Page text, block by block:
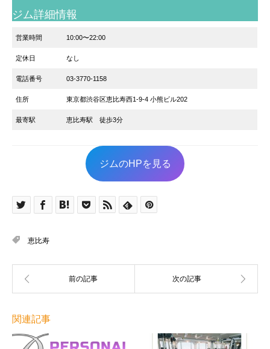
ジム詳細情報
営業時間 10:00〜22:00
定休日 なし
電話番号 03-3770-1158
住所 東京都渋谷区恵比寿西1-9-4 小熊ビル202
最寄駅 恵比寿駅 徒歩3分
ジムのHPを見る
恵比寿
関連記事